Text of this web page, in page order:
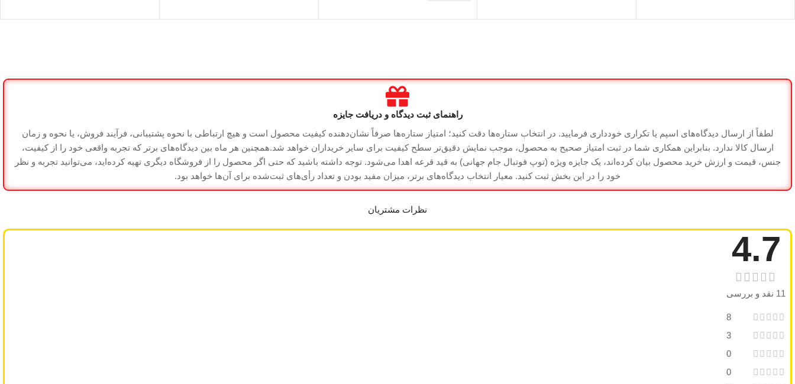
فروشگاه منیریه طول ۲۶سانتی متر
ضمانت سلامت کالا
راهنمای ثبت دیدگاه و دریافت جایزه
لطفاً از ارسال دیدگاه‌های اسپم یا تکراری خودداری فرمایید. در انتخاب ستاره‌ها دقت کنید؛ امتیاز ستاره‌ها صرفاً نشان‌دهنده کیفیت محصول است و هیچ ارتباطی با نحوه پشتیبانی، فرآیند فروش، یا نحوه و زمان
ارسال کالا ندارد. بنابراین همکاری شما در ثبت امتیاز صحیح به محصول، موجب نمایش دقیق‌تر سطح کیفیت برای سایر خریداران خواهد شد.همچنین هر ماه بین دیدگاه‌های برتر که تجربه واقعی خود را از کیفیت،
جنس، قیمت و ارزش خرید محصول بیان کرده‌اند، یک جایزه ویژه (توپ فوتبال جام جهانی) به قید قرعه اهدا می‌شود. توجه داشته باشید که حتی اگر محصول را از فروشگاه دیگری تهیه کرده‌اید، می‌توانید تجربه و نظر
خود را در این بخش ثبت کنید. معیار انتخاب دیدگاه‌های برتر، میزان مفید بودن و تعداد رأی‌های ثبت‌شده برای آن‌ها خواهد بود.
نظرات مشتریان
4.7
11 نقد و بررسی
8
3
0
0